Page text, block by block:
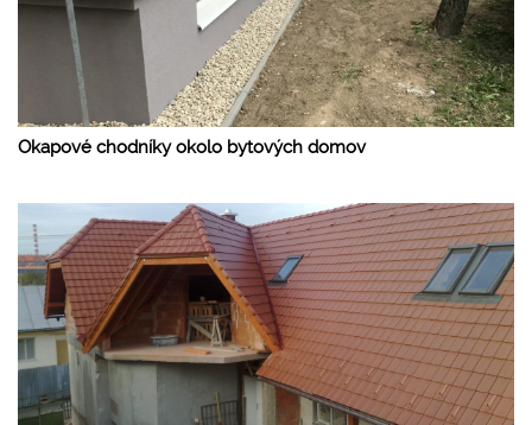
Okapové chodníky okolo bytových domov